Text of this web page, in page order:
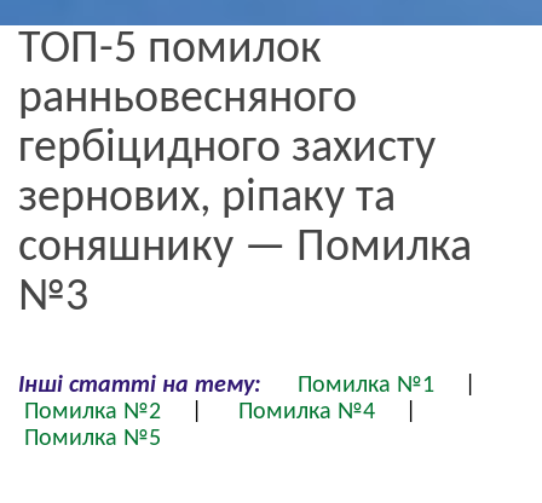
ТОП-5 помилок
ранньовесняного
гербіцидного захисту
зернових, ріпаку та
соняшнику — Помилка
№3
Інші статті на тему: Помилка №1
Помилка №2
Помилка №4
Помилка №5